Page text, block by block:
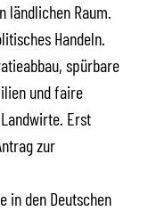
ländlichen Raum.
Handeln.
spürbare
und faire
Erst
zur
in den Deutschen